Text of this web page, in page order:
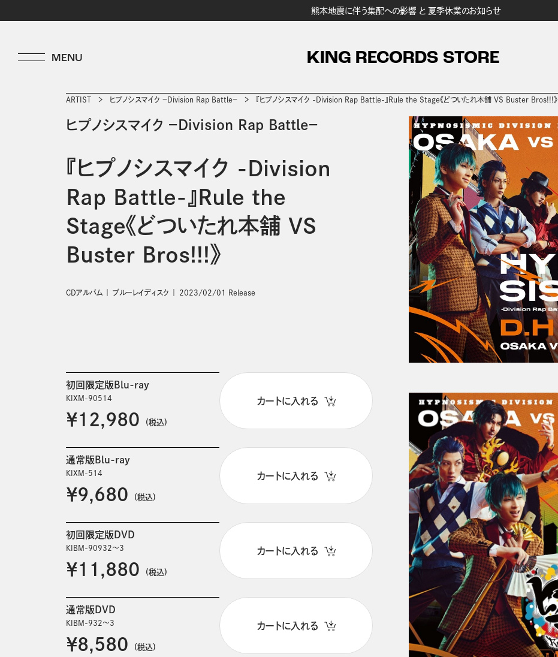
熊本地震に伴う集配への影響 と 夏季休業のお知らせ
KING RECORDS STORE
ARTIST ヒプノシスマイク －Division Rap Battle－ 『ヒプノシスマイク -Division Rap Battle-』Rule the Stage《どついたれ本舗 VS Buster Bros!!!》
ヒプノシスマイク －Division Rap Battle－
『ヒプノシスマイク -Division
Rap Battle-』Rule the
Stage《どついたれ本舗 VS
Buster Bros!!!》
CDアルバム ブルーレイディスク 2023/02/01 Release
初回限定版Blu-ray
KIXM-90514
￥12,980 (税込)
カートに入れる
通常版Blu-ray
KIXM-514
￥9,680 (税込)
カートに入れる
初回限定版DVD
KIBM-90932～3
￥11,880 (税込)
カートに入れる
通常版DVD
KIBM-932～3
￥8,580 (税込)
カートに入れる